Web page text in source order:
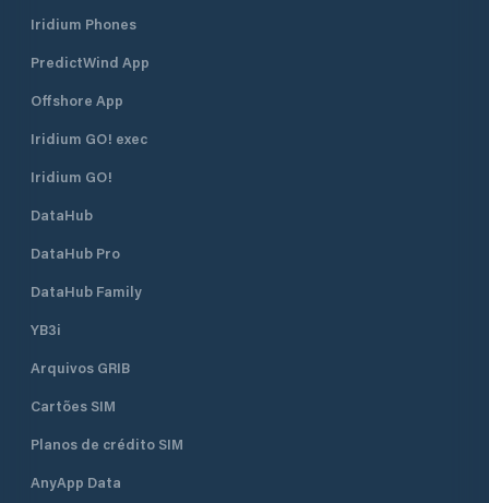
Iridium Phones
PredictWind App
Offshore App
Iridium GO! exec
Iridium GO!
DataHub
DataHub Pro
DataHub Family
YB3i
Arquivos GRIB
Cartões SIM
Planos de crédito SIM
AnyApp Data